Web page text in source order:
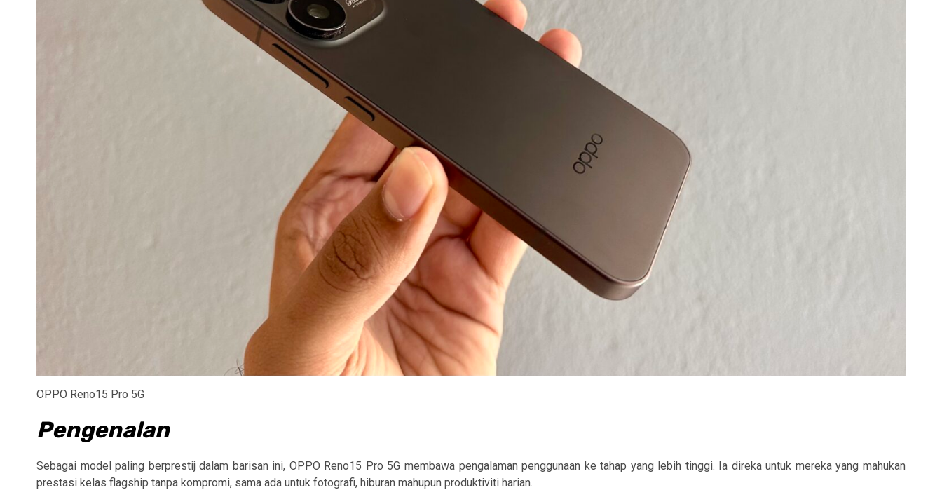
OPPO Reno15 Pro 5G
Pengenalan
Sebagai model paling berprestij dalam barisan ini, OPPO Reno15 Pro 5G membawa pengalaman penggunaan ke tahap yang lebih tinggi. Ia direka untuk mereka yang mahukan
prestasi kelas flagship tanpa kompromi, sama ada untuk fotografi, hiburan mahupun produktiviti harian.